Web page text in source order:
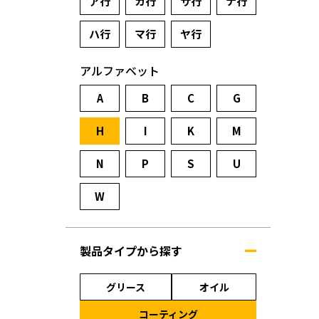
ハ行 マ行 ヤ行
アルファベット
A B C G
H I K M
N P S U
W
製品タイプから探す
グリース
オイル
コーティング